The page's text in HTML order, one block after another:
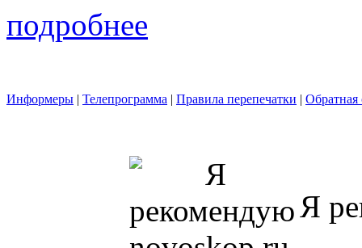
подробнее
Информеры | Телепрограмма | Правила перепечатки | Обратная
Я